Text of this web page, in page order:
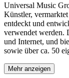
Universal Music
Künstler,
entdeckt und
verwendet werden.
und Internet, und
sowie über ca. 50
Mehr anzeigen